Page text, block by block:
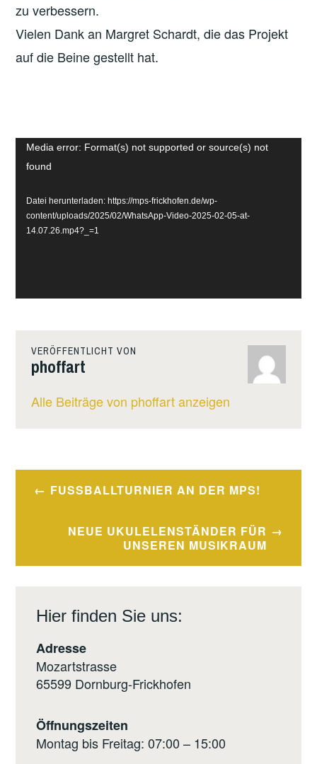
zu verbessern.
Vielen Dank an Margret Schardt, die das Projekt
auf die Beine gestellt hat.
Video-
Player
Media error: Format(s) not supported or source(s) not
found
Datei herunterladen: https://mps-frickhofen.de/wp-
content/uploads/2025/02/WhatsApp-Video-2025-02-05-at-
14.07.26.mp4?_=1
VERÖFFENTLICHT VON
phoffart
Alle Beiträge von phoffart anzeigen
Beitragsnavigation
FUSSBALLTURNIER AN DER MPS!
NEUE UKULELENSTÄNDER FÜR
UNSEREN MUSIKRAUM
Hier finden Sie uns:
Adresse
Mozartstrasse
65599 Dornburg-Frickhofen
Öffnungszeiten
Montag bis Freitag: 07:00 – 15:00